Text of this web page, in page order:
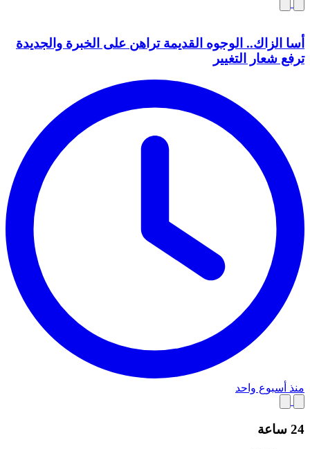
أسا الزاك.. الوجوه القديمة تراهن على الخبرة والجديدة
ترفع شعار التغيير
منذ أسبوع واحد
24 ساعة